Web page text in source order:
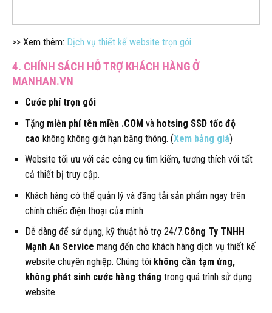
>> Xem thêm: Dịch vụ thiết kế website trọn gói
4. CHÍNH SÁCH HỖ TRỢ KHÁCH HÀNG Ở
MANHAN.VN
Cước phí trọn gói
Tặng miễn phí tên miền .COMvà hotsing SSD tốc độ
cao không không giới hạn băng thông. (Xem bảng giá)
Website tối ưu với các công cụ tìm kiếm, tương thích với tất
cả thiết bị truy cập.
Khách hàng có thể quản lý và đăng tải sản phẩm ngay trên
chính chiếc điện thoại của mình
Dễ dàng để sử dụng, kỹ thuật hỗ trợ 24/7.Công Ty TNHH
Mạnh An Service mang đến cho khách hàng dịch vụ thiết kế
website chuyên nghiệp. Chúng tôi không cần tạm ứng,
không phát sinh cước hàng tháng trong quá trình sử dụng
website.